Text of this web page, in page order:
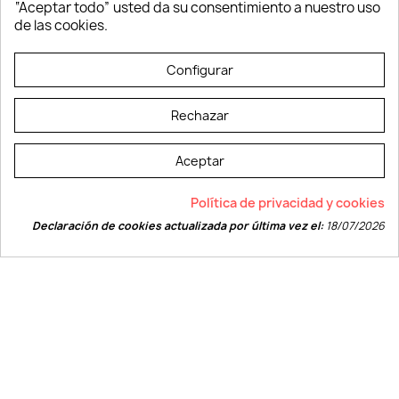
Vestuario laboral
© LEVELPRINT - 2026
La página dispone de código accesible según las normas dictadas por la
W3C
“Aceptar todo” usted da su consentimiento a nuestro uso
de las cookies.
Configurar
Rechazar
Aceptar
Política de privacidad y cookies
Declaración de cookies actualizada por última vez el:18/07/2026